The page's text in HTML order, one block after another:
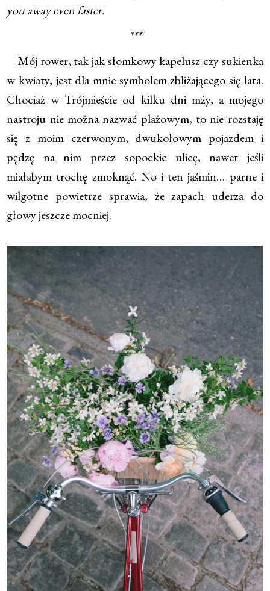
you away even faster.
***
Mój rower, tak jak słomkowy kapelusz czy sukienka
w kwiaty, jest dla mnie symbolem zbliżającego się lata.
Chociaż w Trójmieście od kilku dni mży, a mojego
nastroju nie można nazwać plażowym, to nie rozstaję
się z moim czerwonym, dwukołowym pojazdem i
pędzę na nim przez sopockie ulicę, nawet jeśli
miałabym trochę zmoknąć. No i ten jaśmin… parne i
wilgotne powietrze sprawia, że zapach uderza do
głowy jeszcze mocniej.